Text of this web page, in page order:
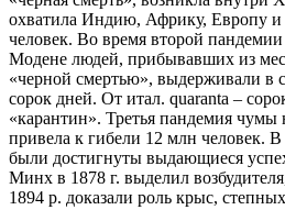
охватила Индию, Африку, Европу и
человек. Во время второй пандемии
Модене людей, прибывавших из
«черной смертью», выдерживали в
сорок дней. От итал. quaranta –
«карантин». Третья пандемия чумы
привела к гибели 12 млн человек.
были достигнуты выдающиеся
Минх в 1878 г. выделил
1894 p. доказали роль крыс,